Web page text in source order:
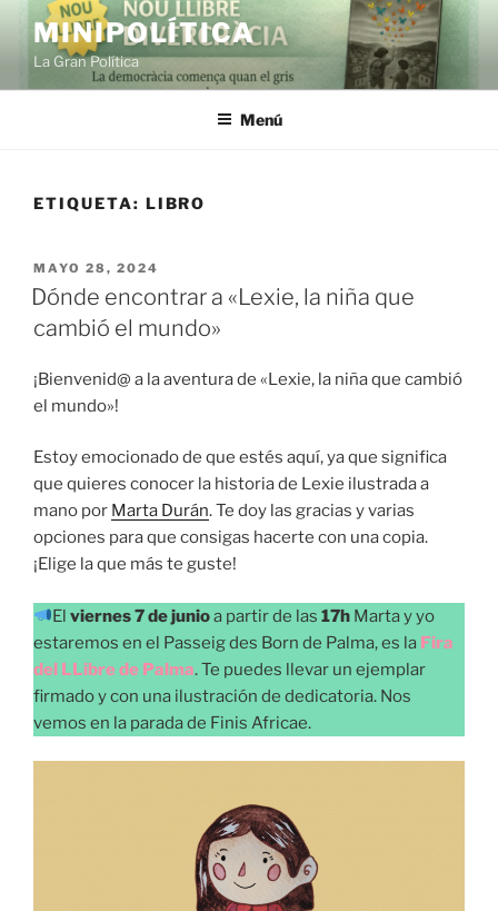
contenido
MINIPOLÍTICA
La Gran Política
Menú
ETIQUETA: LIBRO
PUBLICADO
EL
MAYO 28, 2024
Dónde encontrar a «Lexie, la niña que
cambió el mundo»
¡Bienvenid@ a la aventura de «Lexie, la niña que cambió
el mundo»!
Estoy emocionado de que estés aquí, ya que significa
que quieres conocer la historia de Lexie ilustrada a
mano por Marta Durán. Te doy las gracias y varias
opciones para que consigas hacerte con una copia.
¡Elige la que más te guste!
Elviernes 7 de junioa partir de las17h Marta y yo
estaremos en el Passeig des Born de Palma, es la Fira
del LLibre de Palma. Te puedes llevar un ejemplar
firmado y con una ilustración de dedicatoria. Nos
vemos en la parada de Finis Africae.